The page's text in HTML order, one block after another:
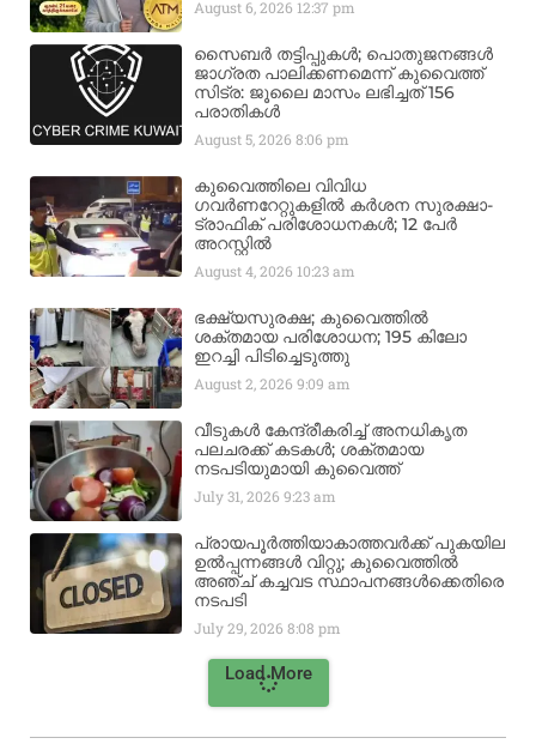
August 6, 2026 12:37 pm
സൈബർ തട്ടിപ്പുകൾ; പൊതുജനങ്ങൾ
ജാഗ്രത പാലിക്കണമെന്ന് കുവൈത്ത്
സിട്ര: ജൂലൈ മാസം ലഭിച്ചത് 156
പരാതികൾ
August 5, 20268:06 pm
കുവൈത്തിലെ വിവിധ
ഗവർണറേറ്റുകളിൽ കർശന സുരക്ഷാ-
ട്രാഫിക് പരിശോധനകൾ; 12 പേർ
അറസ്റ്റിൽ
August 4, 2026 10:23 am
ഭക്ഷ്യസുരക്ഷ; കുവൈത്തിൽ
ശക്തമായ പരിശോധന; 195 കിലോ
ഇറച്ചി പിടിച്ചെടുത്തു
August 2, 20269:09 am
വീടുകൾ കേന്ദ്രീകരിച്ച് അനധികൃത
പലചരക്ക് കടകൾ; ശക്തമായ
നടപടിയുമായി കുവൈത്ത്
July 31, 20269:23 am
പ്രായപൂർത്തിയാകാത്തവർക്ക് പുകയില
ഉൽപ്പന്നങ്ങൾ വിറ്റു; കുവൈത്തിൽ
അഞ്ച് കച്ചവട സ്ഥാപനങ്ങൾക്കെതിരെ
നടപടി
July 29, 20268:08 pm
Load More